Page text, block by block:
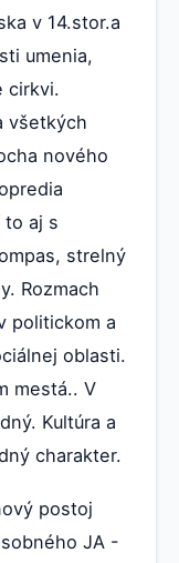
v 14.stor.a
umenia,
cirkvi.
všetkých
nového
to aj s
strelný
Rozmach
politickom a
oblasti.
mestá.. V
Kultúra a
charakter.
postoj
JA -